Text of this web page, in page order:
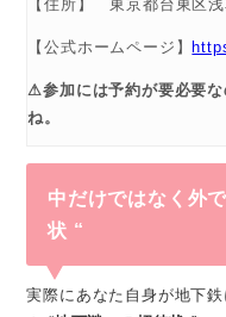
【住所】 東京都台東区
【公式ホームページ】
⚠参加には予約が要必要
ね。
中だけではなく外
状 “
実際にあなた自身が地下